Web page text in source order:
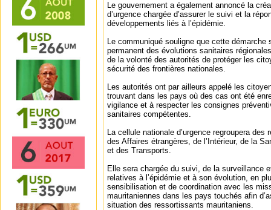
Le gouvernement a également annoncé la
d’urgence chargée d’assurer le suivi et la
développements liés à l’épidémie.
Le communiqué souligne que cette démarche
permanent des évolutions sanitaires
de la volonté des autorités de protéger les
sécurité des frontières nationales.
Les autorités ont par ailleurs appelé les
trouvant dans les pays où des cas ont été
vigilance et à respecter les consignes
sanitaires compétentes.
La cellule nationale d’urgence regroupera
des Affaires étrangères, de l’Intérieur, de la
et des Transports.
Elle sera chargée du suivi, de la surveillance
relatives à l’épidémie et à son évolution, en
sensibilisation et de coordination avec les
mauritaniennes dans les pays touchés afin
situation des ressortissants mauritaniens.